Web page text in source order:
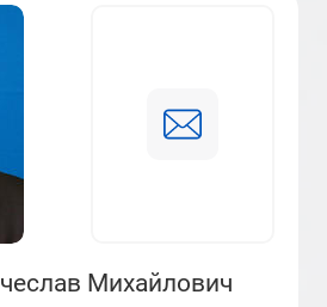
Михайлович